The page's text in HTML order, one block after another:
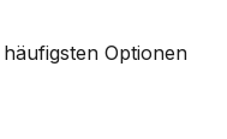
Optionen